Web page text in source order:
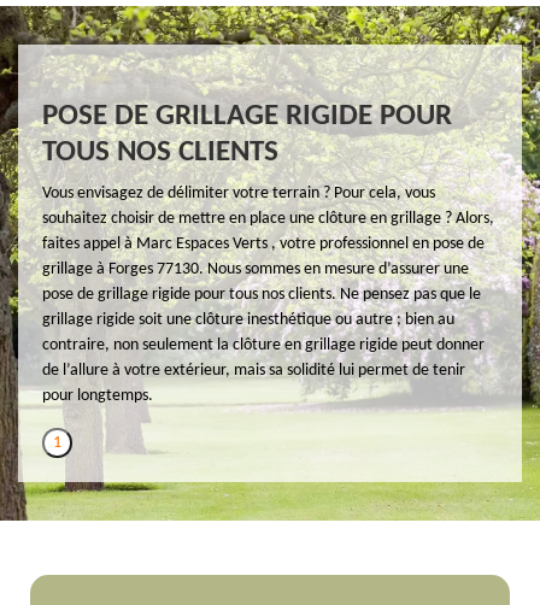
POSE DE GRILLAGE RIGIDE POUR
TOUS NOS CLIENTS
Vous envisagez de délimiter votre terrain ? Pour cela, vous
souhaitez choisir de mettre en place une clôture en grillage ? Alors,
faites appel à Marc Espaces Verts , votre professionnel en pose de
grillage à Forges 77130. Nous sommes en mesure d’assurer une
pose de grillage rigide pour tous nos clients. Ne pensez pas que le
grillage rigide soit une clôture inesthétique ou autre ; bien au
contraire, non seulement la clôture en grillage rigide peut donner
de l’allure à votre extérieur, mais sa solidité lui permet de tenir
pour longtemps.
1